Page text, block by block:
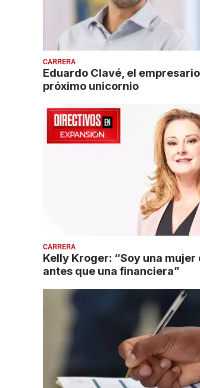
CARRERA
Eduardo Clavé, el
próximo unicornio
CARRERA
Kelly Kroger: “Soy una
antes que una financiera”